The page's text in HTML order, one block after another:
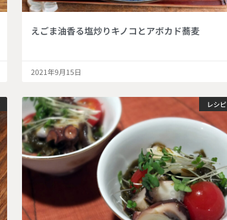
えごま油香る塩炒りキノコとアボカド蕎麦
2021年9月15日
レシピ